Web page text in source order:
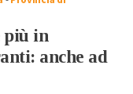
più in
anche ad